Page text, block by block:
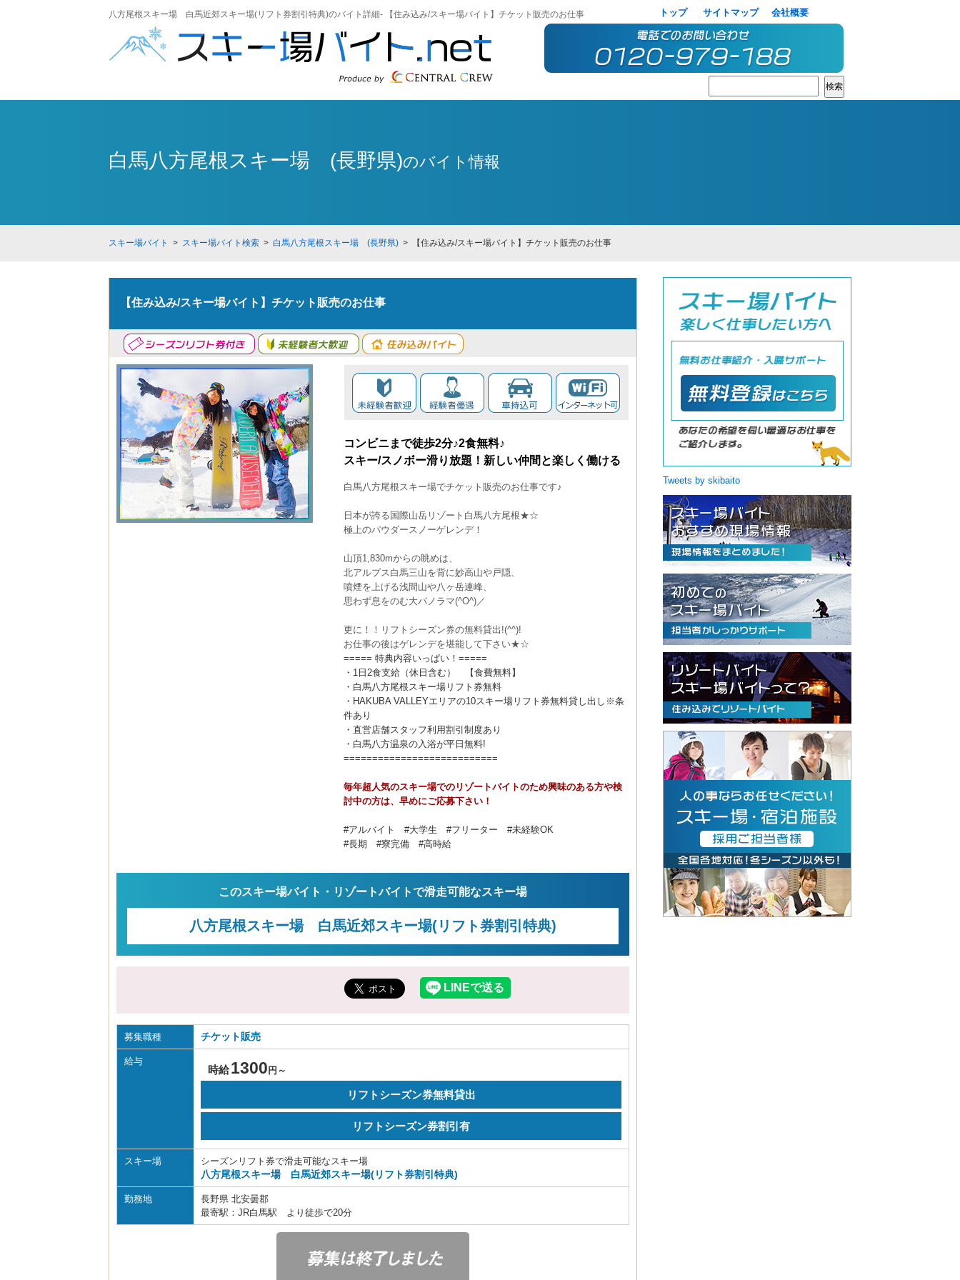
八方尾根スキー場 白馬近郊スキー場(リフト券割引特典)のバイト詳細- 【住み込み/スキー場バイト】チケット販売のお仕事 トップ サイトマップ 会社概要
白馬八方尾根スキー場 (長野県)のバイト情報
スキー場バイト > スキー場バイト検索 > 白馬八方尾根スキー場 (長野県) > 【住み込み/スキー場バイト】チケット販売のお仕事
【住み込み/スキー場バイト】チケット販売のお仕事
コンビニまで徒歩2分♪2食無料♪
スキー/スノボー滑り放題！新しい仲間と楽しく働ける
白馬八方尾根スキー場でチケット販売のお仕事です♪
日本が誇る国際山岳リゾート白馬八方尾根★☆
極上のパウダースノーゲレンデ！
山頂1,830mからの眺めは、
北アルプス白馬三山を背に妙高山や戸隠、
噴煙を上げる浅間山や八ヶ岳連峰、
思わず息をのむ大パノラマ(^O^)／
更に！！リフトシーズン券の無料貸出!(^^)!
お仕事の後はゲレンデを堪能して下さい★☆
===== 特典内容いっぱい！=====
・1日2食支給（休日含む） 【食費無料】
・白馬八方尾根スキー場リフト券無料
・HAKUBA VALLEYエリアの10スキー場リフト券無料貸し出し※条
件あり
・直営店舗スタッフ利用割引制度あり
・白馬八方温泉の入浴が平日無料!
===========================
毎年超人気のスキー場でのリゾートバイトのため興味のある方や検
討中の方は、早めにご応募下さい！
#アルバイト #大学生 #フリーター #未経験OK
#長期 #寮完備 #高時給
このスキー場バイト・リゾートバイトで滑走可能なスキー場
八方尾根スキー場 白馬近郊スキー場(リフト券割引特典)
募集職種 チケット販売
給与
時給1300 円～
リフトシーズン券無料貸出
リフトシーズン券割引有
スキー場 シーズンリフト券で滑走可能なスキー場
八方尾根スキー場 白馬近郊スキー場(リフト券割引特典)
勤務地
長野県 北安曇郡
最寄駅：JR白馬駅 より徒歩で20分
Tweets by skibaito